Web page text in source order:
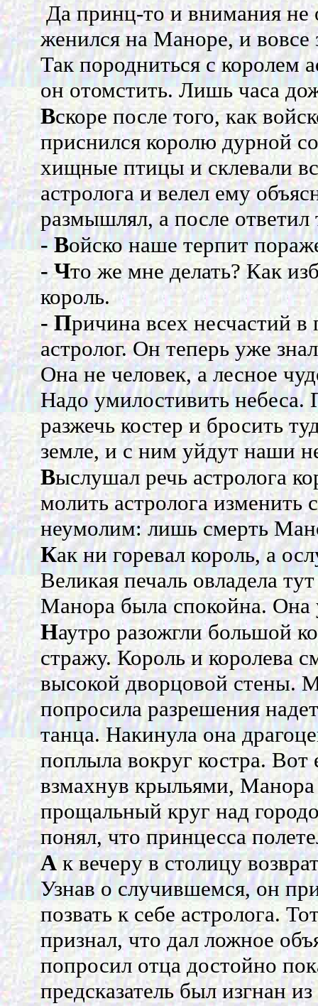
Да принц-то и внимания не
женился на Маноре, и вовсе
Так породниться с королем
он отомстить. Лишь часа
Вскоре после того, как
приснился королю дурной
хищные птицы и склевали
астролога и велел ему
размышлял, а после ответил
- Войско наше терпит
- Что же мне делать? Как
король.
- Причина всех несчастий
астролог. Он теперь уже
Она не человек, а лесное
Надо умилостивить небеса.
разжечь костер и бросить
земле, и с ним уйдут наши
Выслушал речь астролога
молить астролога изменить
неумолим: лишь смерть
Как ни горевал король, а
Великая печаль овладела
Манора была спокойна. Она
Наутро разожгли большой
стражу. Король и королева
высокой дворцовой стены.
попросила разрешения
танца. Накинула она
поплыла вокруг костра. Вот
взмахнув крыльями, Манора
прощальный круг над
понял, что принцесса
Ак вечеру в столицу
Узнав о случившемся, он
позвать к себе астролога.
признал, что дал ложное
попросил отца достойно
предсказатель был изгнан